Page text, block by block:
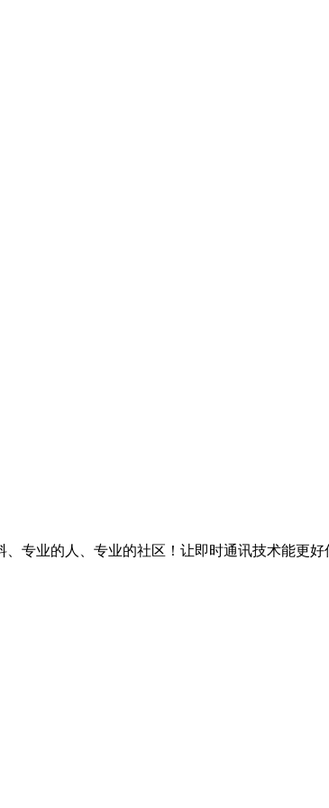
专业的人、专业的社区！让即时通讯技术能更好